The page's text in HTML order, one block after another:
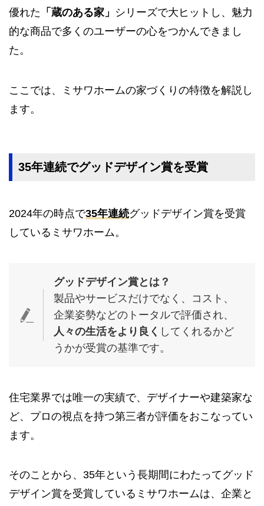
優れた 「蔵のある家」 シリーズで大ヒットし、魅力
的な商品で多くのユーザーの心をつかんできまし
た。
ここでは、ミサワホームの家づくりの特徴を解説し
ます。
35年連続でグッドデザイン賞を受賞
2024年の時点で35年連続グッドデザイン賞を受賞
しているミサワホーム。
グッドデザイン賞とは？
製品やサービスだけでなく、コスト、
企業姿勢などのトータルで評価され、
人々の生活をより良く してくれるかど
うかが受賞の基準です。
住宅業界では唯一の実績で、デザイナーや建築家な
ど、プロの視点を持つ第三者が評価をおこなってい
ます。
そのことから、35年という長期間にわたってグッド
デザイン賞を受賞しているミサワホームは、企業と